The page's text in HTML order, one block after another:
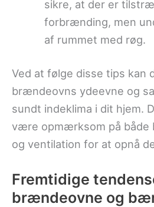
sikre, at der er
forbrænding, men
af rummet med røg.
Ved at følge disse tips kan
brændeovns ydeevne og
sundt indeklima i dit hjem.
være opmærksom på
og ventilation for at opnå
Fremtidige
brændeovne og